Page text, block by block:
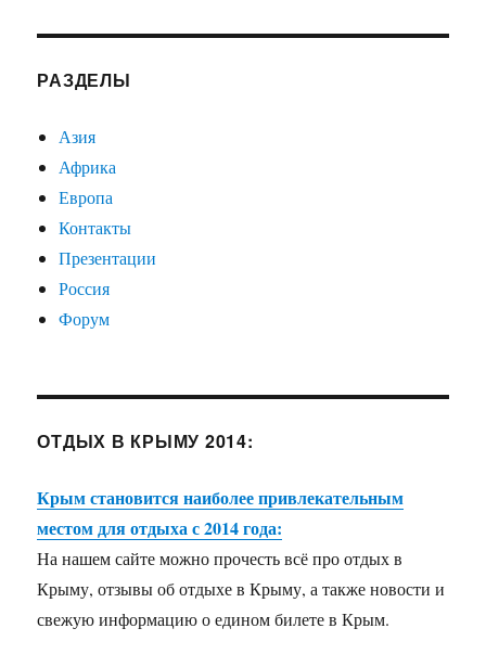
РАЗДЕЛЫ
Азия
Африка
Европа
Контакты
Презентации
Россия
Форум
ОТДЫХ В КРЫМУ 2014:
Крым становится наиболее привлекательным
местом для отдыха с 2014 года:
На нашем сайте можно прочесть всё про отдых в
Крыму, отзывы об отдыхе в Крыму, а также новости и
свежую информацию о едином билете в Крым.